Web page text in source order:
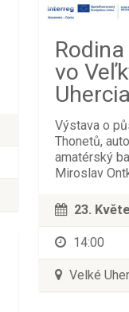
vo
Výstava o
Thonetů,
amatérský
Miroslav
23.
14:00
Velké